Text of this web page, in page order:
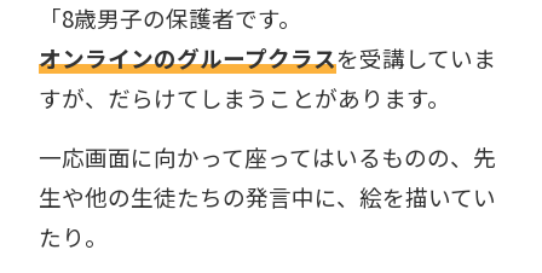
「8歳男子の保護者です。
オンラインのグループクラスを受講していま
すが、だらけてしまうことがあります。
一応画面に向かって座ってはいるものの、先
生や他の生徒たちの発言中に、絵を描いてい
たり。